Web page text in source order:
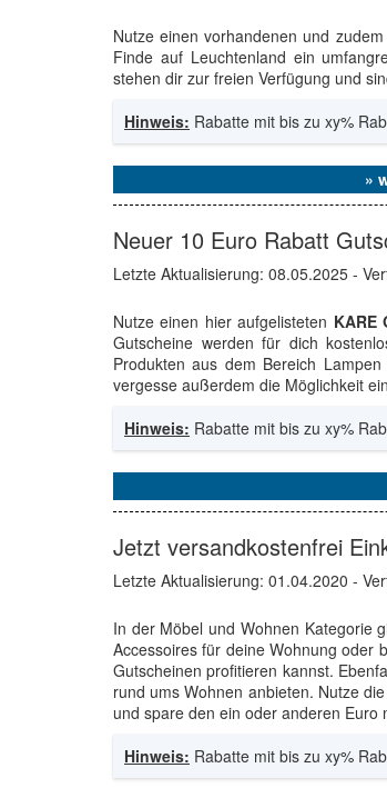
Nutze einen vorhandenen und
Finde auf Leuchtenland ein
stehen dir zur freien Verfügung und
Hinweis: Rabatte mit bis zu xy%
»
Neuer 10 Euro Rabatt
Letzte Aktualisierung: 08.05.2025 -
Nutze einen hier aufgelisteten KARE
Gutscheine werden für dich
Produkten aus dem Bereich
vergesse außerdem die Möglichkeit
Hinweis: Rabatte mit bis zu xy%
Jetzt versandkostenfrei
Letzte Aktualisierung: 01.04.2020 -
In der Möbel und Wohnen Kategorie
Accessoires für deine Wohnung oder
Gutscheinen profitieren kannst.
rund ums Wohnen anbieten. Nutze
und spare den ein oder anderen Euro
Hinweis: Rabatte mit bis zu xy%